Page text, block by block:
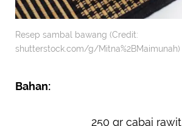
Resep sambal bawang (Credit:
shutterstock.com/g/Mitna%2BMaimunah)
Bahan:
250 gr cabai rawit